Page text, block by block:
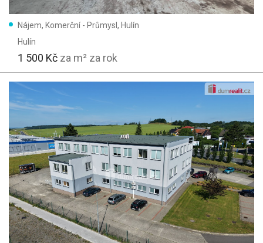
Montovaná
Smíšená
Dřevěná
Typ domu:
Přízemní
Patrový
Parametry:
Výtah
Parkování
Garáž
Text:
Nájem, Komerční - Průmysl, Hulín
Hulín
1 500 Kč za m² za rok